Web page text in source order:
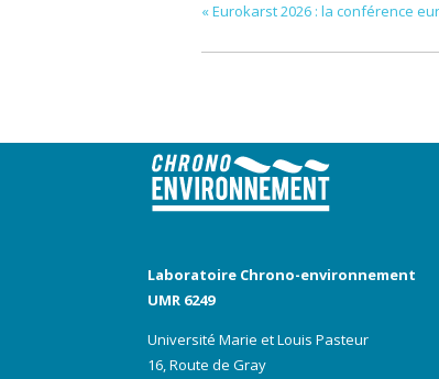
«Eurokarst 2026 : la conférence
Laboratoire Chrono-environnement
UMR 6249
Université Marie et Louis Pasteur
16, Route de Gray